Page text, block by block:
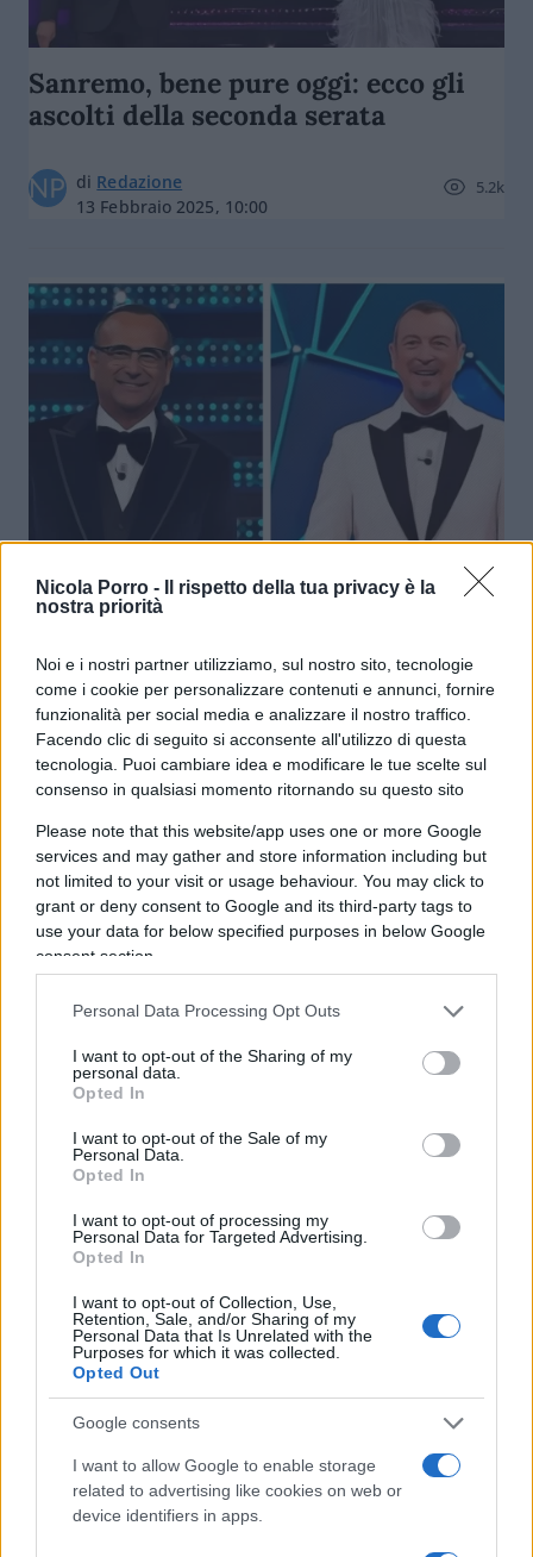
Nicola Porro -
Il rispetto della tua privacy è la
nostra priorità
Noi e i nostri partner utilizziamo, sul nostro sito, tecnologie
come i cookie per personalizzare contenuti e annunci, fornire
funzionalità per social media e analizzare il nostro traffico.
Facendo clic di seguito si acconsente all'utilizzo di questa
tecnologia. Puoi cambiare idea e modificare le tue scelte sul
consenso in qualsiasi momento ritornando su questo sito
Please note that this website/app uses one or more Google
services and may gather and store information including but
not limited to your visit or usage behaviour. You may click to
grant or deny consent to Google and its third-party tags to
use your data for below specified purposes in below Google
consent section.
Personal Data Processing Opt Outs
I want to opt-out of the Sharing of my
personal data.
Opted In
I want to opt-out of the Sale of my
Personal Data.
Opted In
I want to opt-out of processing my
Personal Data for Targeted Advertising.
Opted In
I want to opt-out of Collection, Use,
Retention, Sale, and/or Sharing of my
Personal Data that Is Unrelated with the
Purposes for which it was collected.
Opted Out
Google consents
I want to allow Google to enable storage
related to advertising like cookies on web or
device identifiers in apps.
Sanremo, bene pure oggi: ecco gli
ascolti della seconda serata
di Redazione
13 Febbraio 2025, 10:00
5.2k
Sanremo, guarda un po’: le vedove di
Amadeus non frignano più
diMax Del Papa
12 Febbraio 2025, 15:23
9.4k
Sic transit gloria Amadeus, il
di Max Del Papa
26 Settembre 2024, 9:14